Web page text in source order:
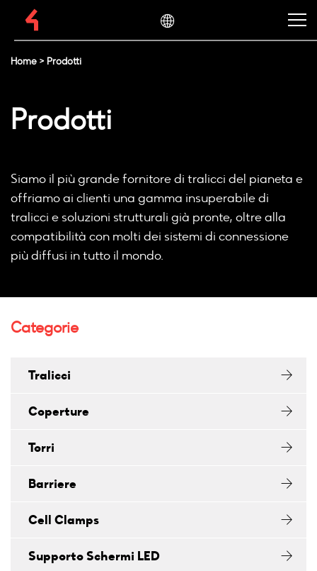
Home > Prodotti
Prodotti
Siamo il più grande fornitore di tralicci del pianeta e
offriamo ai clienti una gamma insuperabile di
tralicci e soluzioni strutturali già pronte, oltre alla
compatibilità con molti dei sistemi di connessione
più diffusi in tutto il mondo.
Categorie
Tralicci
Coperture
Torri
Barriere
Cell Clamps
Supporto Schermi LED